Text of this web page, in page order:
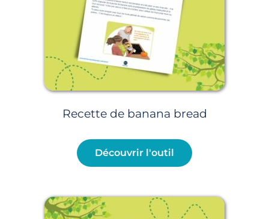
Recette de banana bread
Découvrir l'outil